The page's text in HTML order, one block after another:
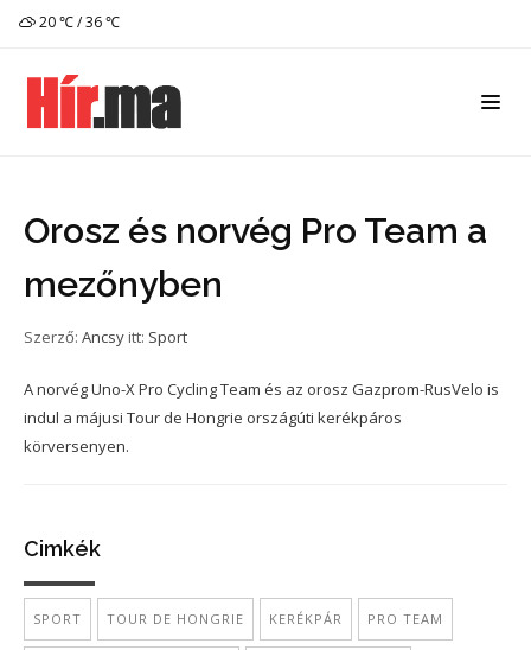
20 ℃ / 36 ℃
Orosz és norvég Pro Team a
mezőnyben
Szerző: Ancsy itt: Sport
A norvég Uno-X Pro Cycling Team és az orosz Gazprom-RusVelo is
indul a májusi Tour de Hongrie országúti kerékpáros
körversenyen.
Cimkék
SPORT TOUR DE HONGRIE KERÉKPÁR PRO TEAM